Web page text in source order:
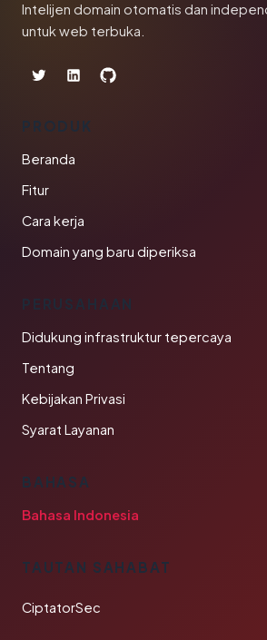
Intelijen domain otomatis dan
untuk web terbuka.
PRODUK
Beranda
Fitur
Cara kerja
Domain yang baru diperiksa
PERUSAHAAN
Didukung infrastruktur tepercaya
Tentang
Kebijakan Privasi
Syarat Layanan
BAHASA
Bahasa Indonesia
TAUTAN SAHABAT
CiptatorSec